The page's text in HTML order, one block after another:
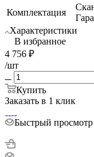
Комплектация
Характеристики
В избранное
4 756 ₽
/шт
Купить
Заказать в 1 клик
Быстрый просмотр